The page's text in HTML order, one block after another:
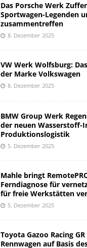
Das Porsche Werk
Sportwagen-Legenden
zusammentreffen
8. Dezember 2025
VW Werk Wolfsburg:
der Marke Volkswagen
8. Dezember 2025
BMW Group Werk
der neuen
Produktionslogistik
5. Dezember 2025
Mahle bringt
Ferndiagnose für
für freie Werkstätten
5. Dezember 2025
Toyota Gazoo Racing GR
Rennwagen auf Basis